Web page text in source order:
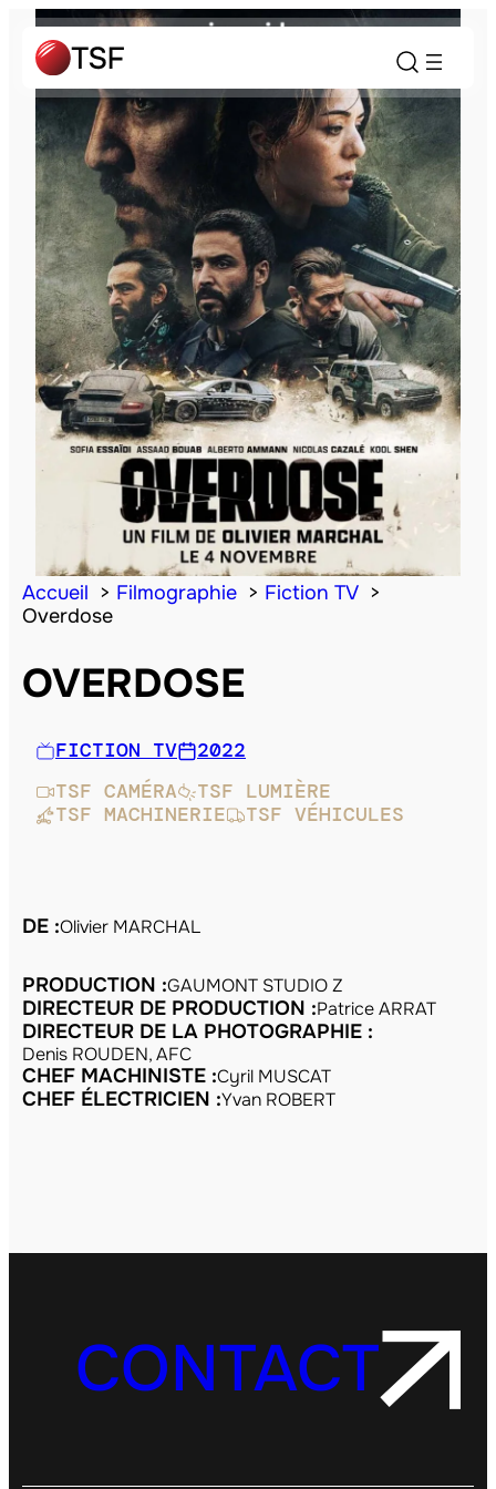
Accueil Filmographie
Fiction TV
Overdose
OVERDOSE
FICTION TV
2022
TSF CAMÉRA
TSF LUMIÈRE
TSF MACHINERIE
TSF VÉHICULES
DE :Olivier MARCHAL
PRODUCTION :GAUMONT STUDIO Z
DIRECTEUR DE PRODUCTION :Patrice ARRAT
DIRECTEUR DE LA PHOTOGRAPHIE :
Denis ROUDEN, AFC
CHEF MACHINISTE :Cyril MUSCAT
CHEF ÉLECTRICIEN :Yvan ROBERT
CONTACT